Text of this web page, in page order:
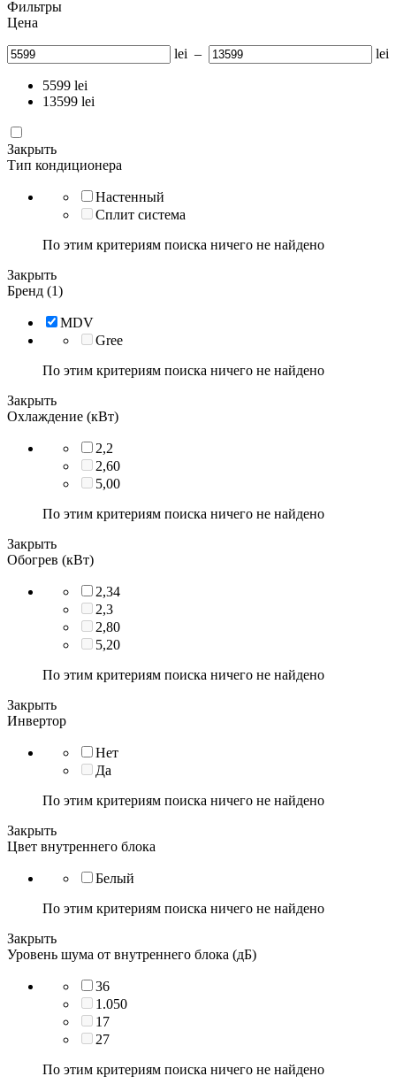
Фильтры
Цена
lei – lei
5599 lei
13599 lei
Закрыть
Тип кондиционера
Настенный
Сплит система
По этим критериям поиска ничего не найдено
Закрыть
Бренд (1)
MDV
Gree
По этим критериям поиска ничего не найдено
Закрыть
Охлаждение (кВт)
2,2
2,60
5,00
По этим критериям поиска ничего не найдено
Закрыть
Обогрев (кВт)
2,34
2,3
2,80
5,20
По этим критериям поиска ничего не найдено
Закрыть
Инвертор
Нет
Да
По этим критериям поиска ничего не найдено
Закрыть
Цвет внутреннего блока
Белый
По этим критериям поиска ничего не найдено
Закрыть
Уровень шума от внутреннего блока (дБ)
36
1.050
17
27
По этим критериям поиска ничего не найдено